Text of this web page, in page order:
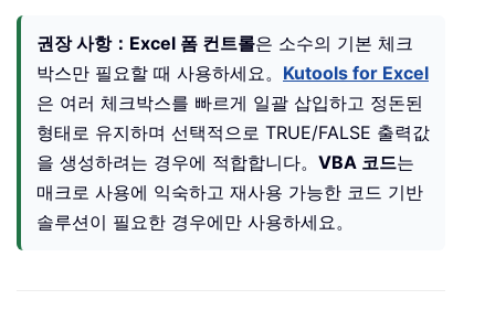
권장 사항： Excel 폼 컨트롤은 소수의 기본 체크
박스만 필요할 때 사용하세요。 Kutools for Excel
은 여러 체크박스를 빠르게 일괄 삽입하고 정돈된
형태로 유지하며 선택적으로 TRUE/FALSE 출력값
을 생성하려는 경우에 적합합니다。 VBA 코드는
매크로 사용에 익숙하고 재사용 가능한 코드 기반
솔루션이 필요한 경우에만 사용하세요。